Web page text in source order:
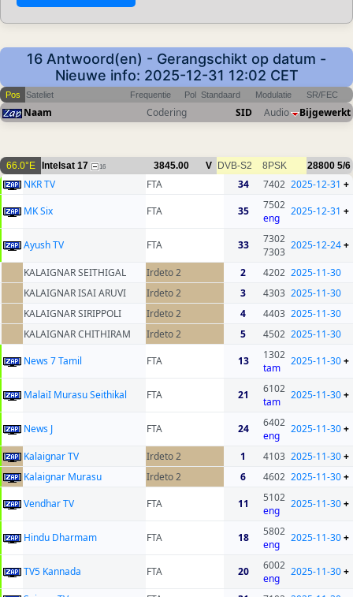
16 Antwoord(en) - Gerangschikt op datum -
Nieuwe info: 2025-12-31 12:02 CET
Pos Sateliet Frequentie Pol Standaard Modulatie SR/FEC
Naam Codering SID Audio Bijgewerkt
66.0°E Intelsat 17 16 3845.00 V DVB-S2 8PSK 28800 5/6
NKR TV FTA 34 7402 2025-12-31 +
MK Six
FTA 35
7502
eng
2025-12-31 +
Ayush TV FTA 33
7302
7303
2025-12-24+
KALAIGNAR SEITHIGAL Irdeto 2 2 4202 2025-11-30
KALAIGNAR ISAI ARUVI
Irdeto 2 3 4303 2025-11-30
KALAIGNAR SIRIPPOLI
Irdeto 2 4 4403 2025-11-30
KALAIGNAR CHITHIRAM
Irdeto 2 5 4502 2025-11-30
News 7 Tamil
FTA 13
1302
tam
2025-11-30+
MalaiI Murasu Seithikal FTA 21
6102
tam
2025-11-30+
News J FTA 24
6402
eng
2025-11-30+
Kalaignar TV Irdeto 2 1 4103 2025-11-30+
Kalaignar Murasu
Irdeto 2 6 4602 2025-11-30+
Vendhar TV
FTA 11
5102
eng
2025-11-30+
Hindu Dharmam FTA 18
5802
eng
2025-11-30+
TV5 Kannada FTA 20
6002
eng
2025-11-30+